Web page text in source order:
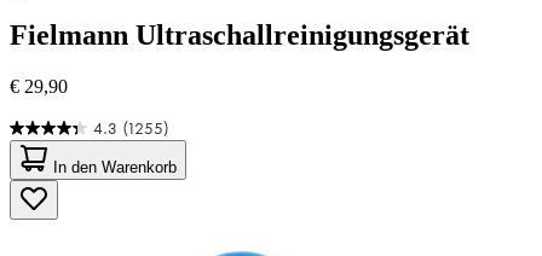
Fielmann Ultraschallreinigungsgerät
€ 29,90
4.3 (1255)
4.3
von
5
Sternen.
1255
In den Warenkorb